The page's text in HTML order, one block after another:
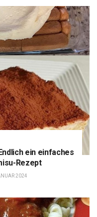
ein einfaches
Rezept
2024